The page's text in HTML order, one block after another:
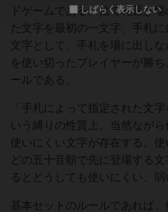
ドゲームである。捨て札置き
た文字を最初の一文字、手札に
文字として、手札を場に出し
を使い切ったプレイヤーが勝
ールである。
「手札によって指定された文
いう縛りの性質上、当然なが
使いにくい文字が存在する。
どの五十音順で先に登場する
るとどうしても使いにくい、弱
基本セットのルールであれば
しばらく表示しない